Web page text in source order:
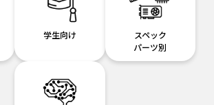
学生向け
スペック
パーツ別